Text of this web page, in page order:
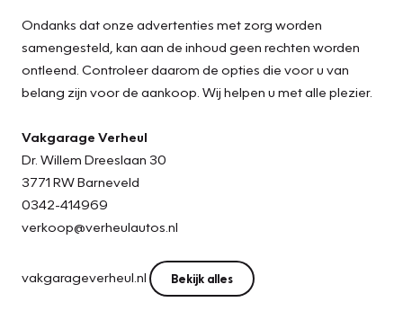
Ondanks dat onze advertenties met zorg worden
samengesteld, kan aan de inhoud geen rechten worden
ontleend. Controleer daarom de opties die voor u van
belang zijn voor de aankoop. Wij helpen u met alle plezier.
Vakgarage Verheul
Dr. Willem Dreeslaan 30
3771 RW Barneveld
0342-414969
verkoop@verheulautos.nl
vakgarageverheul.nl Bekijk alles